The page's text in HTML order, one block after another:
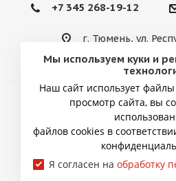
+7 345 268-19-12
г. Тюмень, ул.
2026 © ИП Снытко
Мы используем куки и
Наш сайт использует
просмотр сайта, вы
файлов cookies в
Я согласен на обработку